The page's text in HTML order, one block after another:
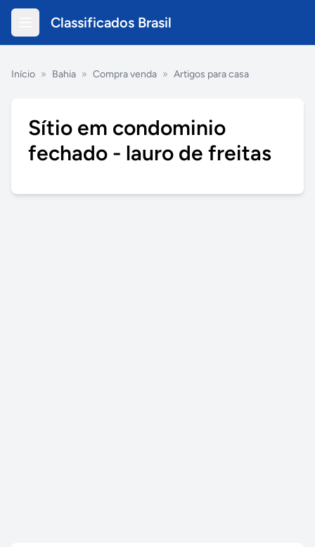
Classificados Brasil
Início » Bahia » Compra venda » Artigos para casa
Sítio em condominio
fechado - lauro de freitas